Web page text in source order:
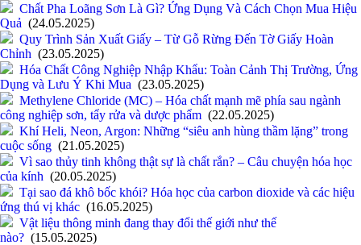
Chất Pha Loãng Sơn Là Gì? Ứng Dụng Và Cách Chọn Mua Hiệu
Quả (24.05.2025)
Quy Trình Sản Xuất Giấy – Từ Gỗ Rừng Đến Tờ Giấy Hoàn
Chỉnh (23.05.2025)
Hóa Chất Công Nghiệp Nhập Khẩu: Toàn Cảnh Thị Trường, Ứng
Dụng và Lưu Ý Khi Mua (23.05.2025)
Methylene Chloride (MC) – Hóa chất mạnh mẽ phía sau ngành
công nghiệp sơn, tẩy rửa và dược phẩm (22.05.2025)
Khí Heli, Neon, Argon: Những “siêu anh hùng thầm lặng” trong
cuộc sống (21.05.2025)
Vì sao thủy tinh không thật sự là chất rắn? – Câu chuyện hóa học
của kính (20.05.2025)
Tại sao đá khô bốc khói? Hóa học của carbon dioxide và các hiệu
ứng thú vị khác (16.05.2025)
Vật liệu thông minh đang thay đổi thế giới như thế
nào? (15.05.2025)